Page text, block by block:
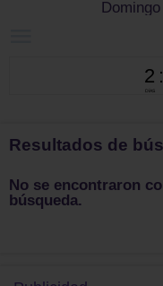
Resultados de
No se encontraron
búsqueda.